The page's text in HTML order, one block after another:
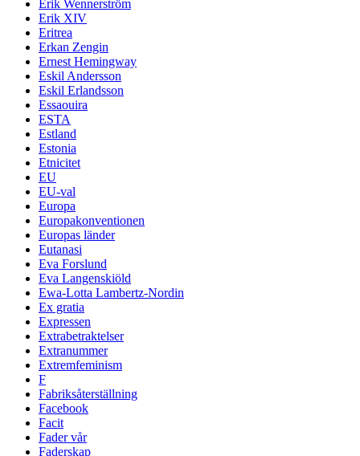
Erik Wennerström
Erik XIV
Eritrea
Erkan Zengin
Ernest Hemingway
Eskil Andersson
Eskil Erlandsson
Essaouira
ESTA
Estland
Estonia
Etnicitet
EU
EU-val
Europa
Europakonventionen
Europas länder
Eutanasi
Eva Forslund
Eva Langenskiöld
Ewa-Lotta Lambertz-Nordin
Ex gratia
Expressen
Extrabetraktelser
Extranummer
Extremfeminism
F
Fabriksåterställning
Facebook
Facit
Fader vår
Faderskap